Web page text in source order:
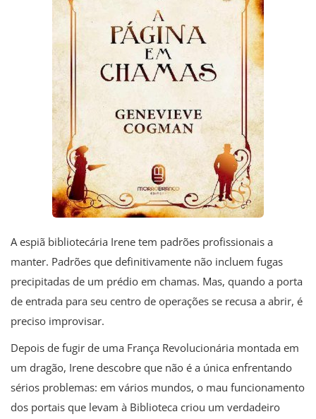
Jogos hoje na TV
A espiã bibliotecária Irene tem padrões profissionais a
manter. Padrões que definitivamente não incluem fugas
precipitadas de um prédio em chamas. Mas, quando a porta
de entrada para seu centro de operações se recusa a abrir, é
preciso improvisar.
Depois de fugir de uma França Revolucionária montada em
um dragão, Irene descobre que não é a única enfrentando
sérios problemas: em vários mundos, o mau funcionamento
dos portais que levam à Biblioteca criou um verdadeiro